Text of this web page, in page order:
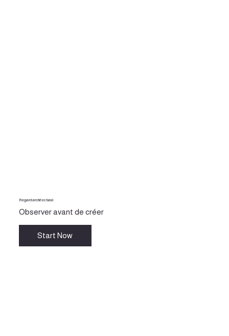
Regard architectural
Observer avant de créer
Start Now